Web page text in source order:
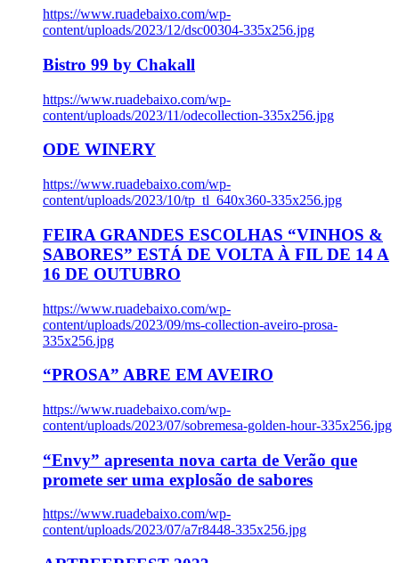
https://www.ruadebaixo.com/wp-
content/uploads/2023/12/dsc00304-335x256.jpg
Bistro 99 by Chakall
https://www.ruadebaixo.com/wp-
content/uploads/2023/11/odecollection-335x256.jpg
ODE WINERY
https://www.ruadebaixo.com/wp-
content/uploads/2023/10/tp_tl_640x360-335x256.jpg
FEIRA GRANDES ESCOLHAS “VINHOS &
SABORES” ESTÁ DE VOLTA À FIL DE 14 A
16 DE OUTUBRO
https://www.ruadebaixo.com/wp-
content/uploads/2023/09/ms-collection-aveiro-prosa-
335x256.jpg
“PROSA” ABRE EM AVEIRO
https://www.ruadebaixo.com/wp-
content/uploads/2023/07/sobremesa-golden-hour-335x256.jpg
“Envy” apresenta nova carta de Verão que
promete ser uma explosão de sabores
https://www.ruadebaixo.com/wp-
content/uploads/2023/07/a7r8448-335x256.jpg